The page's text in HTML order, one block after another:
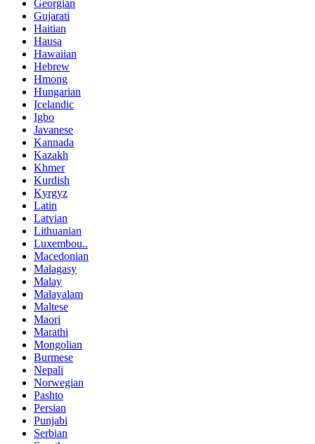
Georgian
Gujarati
Haitian
Hausa
Hawaiian
Hebrew
Hmong
Hungarian
Icelandic
Igbo
Javanese
Kannada
Kazakh
Khmer
Kurdish
Kyrgyz
Latin
Latvian
Lithuanian
Luxembou..
Macedonian
Malagasy
Malay
Malayalam
Maltese
Maori
Marathi
Mongolian
Burmese
Nepali
Norwegian
Pashto
Persian
Punjabi
Serbian